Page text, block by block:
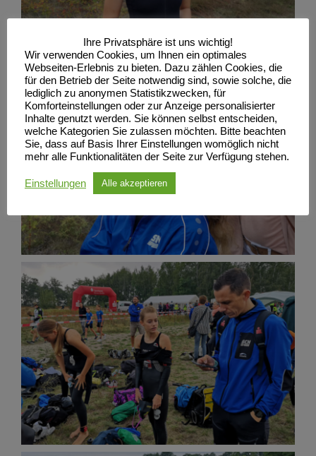
Ihre Privatsphäre ist uns wichtig!
Wir verwenden Cookies, um Ihnen ein optimales
Webseiten-Erlebnis zu bieten. Dazu zählen Cookies, die
für den Betrieb der Seite notwendig sind, sowie solche, die
lediglich zu anonymen Statistikzwecken, für
Komforteinstellungen oder zur Anzeige personalisierter
Inhalte genutzt werden. Sie können selbst entscheiden,
welche Kategorien Sie zulassen möchten. Bitte beachten
Sie, dass auf Basis Ihrer Einstellungen womöglich nicht
mehr alle Funktionalitäten der Seite zur Verfügung stehen.
Einstellungen Alle akzeptieren